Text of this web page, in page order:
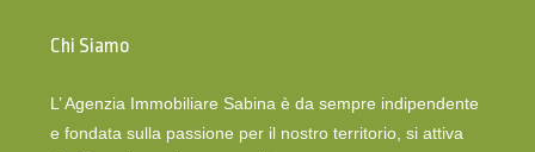
Chi Siamo
L’ Agenzia Immobiliare Sabina è da sempre indipendente
e fondata sulla passione per il nostro territorio, si attiva